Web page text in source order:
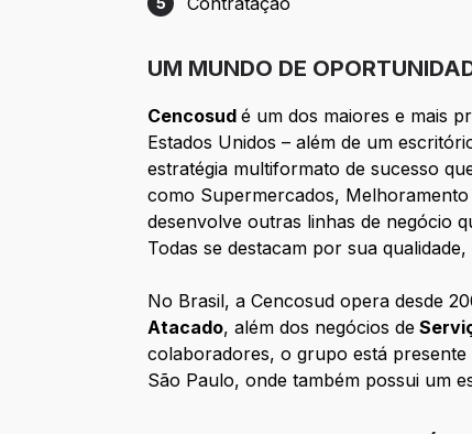
Etapa 5: Contratação
UM MUNDO DE
Cencosudé um dos maiores e mais
Estados Unidos – além de um
estratégia multiformato de sucesso
como Supermercados,
desenvolve outras linhas de negócio
Todas se destacam por sua
No Brasil, a Cencosud opera desde
Atacado, além dos negócios de
colaboradores, o grupo está presente
São Paulo, onde também possui um